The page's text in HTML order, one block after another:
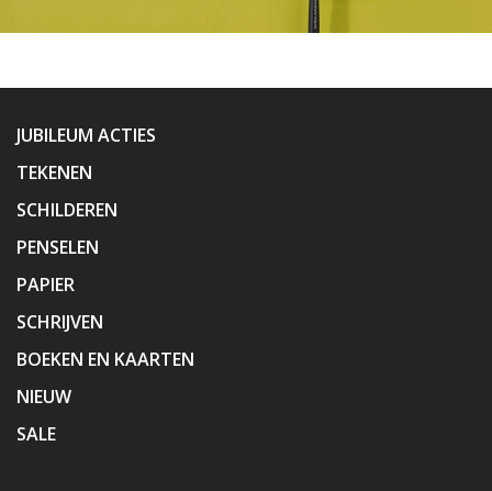
JUBILEUM ACTIES
TEKENEN
SCHILDEREN
PENSELEN
PAPIER
SCHRIJVEN
BOEKEN EN KAARTEN
NIEUW
SALE